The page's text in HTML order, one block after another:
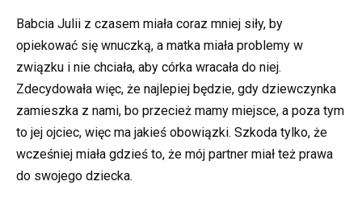
Babcia Julii z czasem miała coraz mniej siły, by
opiekować się wnuczką, a matka miała problemy w
związku i nie chciała, aby córka wracała do niej.
Zdecydowała więc, że najlepiej będzie, gdy dziewczynka
zamieszka z nami, bo przecież mamy miejsce, a poza tym
to jej ojciec, więc ma jakieś obowiązki. Szkoda tylko, że
wcześniej miała gdzieś to, że mój partner miał też prawa
do swojego dziecka.